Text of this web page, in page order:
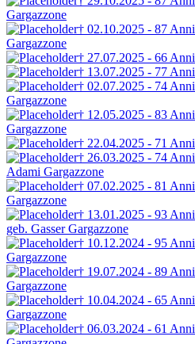
Gargazzone
† 02.10.2025 - 87 Anni
Gargazzone
† 27.07.2025 - 66 Anni
† 13.07.2025 - 77 Anni
† 02.07.2025 - 74 Anni
Gargazzone
† 12.05.2025 - 83 Anni
Gargazzone
† 22.04.2025 - 71 Anni
† 26.03.2025 - 74 Anni
Adami Gargazzone
† 07.02.2025 - 81 Anni
Gargazzone
† 13.01.2025 - 93 Anni
geb. GasserGargazzone
† 10.12.2024 - 95 Anni
Gargazzone
† 19.07.2024 - 89 Anni
Gargazzone
† 10.04.2024 - 65 Anni
Gargazzone
† 06.03.2024 - 61 Anni